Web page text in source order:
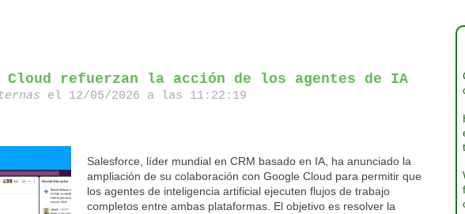
Cloud refuerzan la acción de los agentes de IA
el 12/05/2026 a las 11:22:19
Salesforce, líder mundial en CRM basado en IA, ha anunciado la
ampliación de su colaboración con Google Cloud para permitir que
los agentes de inteligencia artificial ejecuten flujos de trabajo
completos entre ambas plataformas. El objetivo es resolver la